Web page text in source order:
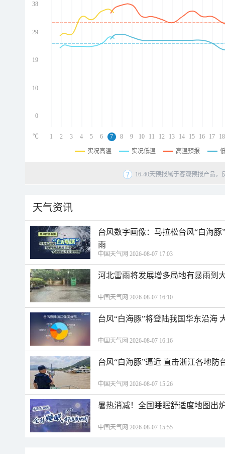
38
29
19
10
0
1 2 3 4 5 6 7 8 9 10 11 12 13 14 15 16 17 18
℃
实况高温 实况低温 高温预报
16-40天预报属于客观预报产品
天气资讯
台风数字画像：马拉松台风“白海
雨
中国天气网 2026-08-07 17:03
河北雷雨将发展增多局地有暴雨到
中国天气网 2026-08-07 16:10
台风“白海豚”将登陆我国华东沿海
中国天气网 2026-08-07 16:16
台风“白海豚”逼近 直击浙江各地防
中国天气网 2026-08-07 15:26
暑热消减！全国睡眠舒适度地图出
中国天气网 2026-08-07 15:55